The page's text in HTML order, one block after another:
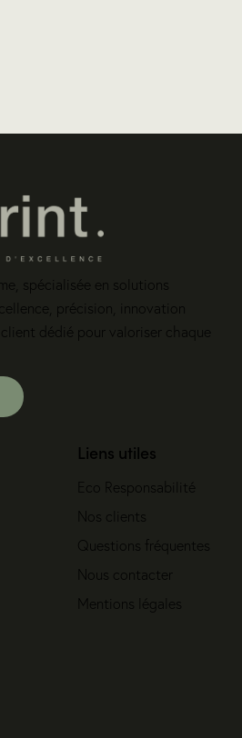
spécialisée en solutions
précision, innovation
dédié pour valoriser chaque
Liens utiles
Eco Responsabilité
Nos clients
Questions fréquentes
Nous contacter
Mentions légales